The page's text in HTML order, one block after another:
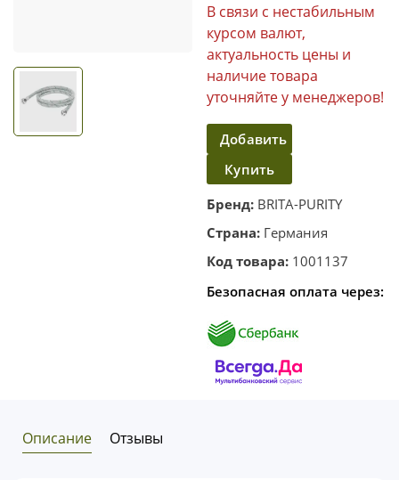
В связи с нестабильным
курсом валют,
актуальность цены и
наличие товара
уточняйте у менеджеров!
Добавить
в
корзину
Купить
в один
клик
Бренд: BRITA-PURITY
Страна: Германия
Код товара: 1001137
Безопасная оплата через:
Описание Отзывы